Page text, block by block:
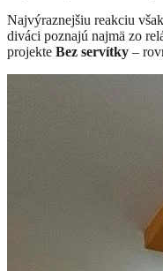
Najvýraznejšiu reakciu
diváci poznajú najmä zo
projekte Bez servítky –